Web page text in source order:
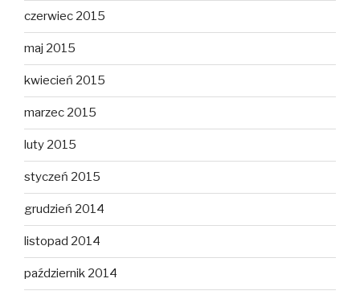
czerwiec 2015
maj 2015
kwiecień 2015
marzec 2015
luty 2015
styczeń 2015
grudzień 2014
listopad 2014
październik 2014